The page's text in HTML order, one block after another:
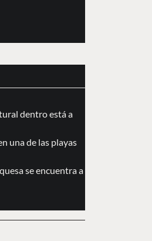
dentro está a
una de las playas
se encuentra a